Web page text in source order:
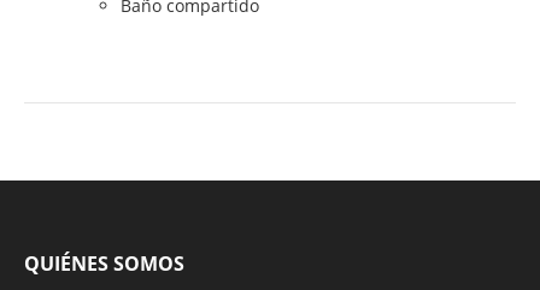
Baño compartido
QUIÉNES SOMOS